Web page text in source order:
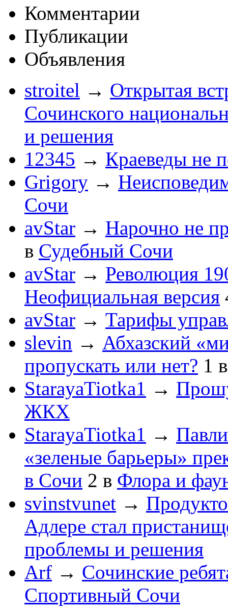
Комментарии
Публикации
Объявления
stroitel → Открытая
Сочинского
и решения
12345 → Краеведы не
Grigory →
Сочи
avStar → Нарочно не
в Судебный Сочи
avStar → Революция
Неофициальная версия
avStar → Тарифы
slevin → Абхазский
пропускать или нет? 1
StarayaTiotka1 →
ЖКХ
StarayaTiotka1 →
«зеленые барьеры»
в Сочи 2 в Флора и
svinstvunet →
Адлере стал
проблемы и решения
Arf → Сочинские
Спортивный Сочи